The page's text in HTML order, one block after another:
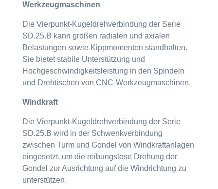
Werkzeugmaschinen
Die Vierpunkt-Kugeldrehverbindung der Serie
SD.25.B kann großen radialen und axialen
Belastungen sowie Kippmomenten standhalten.
Sie bietet stabile Unterstützung und
Hochgeschwindigkeitsleistung in den Spindeln
und Drehtischen von CNC-Werkzeugmaschinen.
Windkraft
Die Vierpunkt-Kugeldrehverbindung der Serie
SD.25.B wird in der Schwenkverbindung
zwischen Turm und Gondel von Windkraftanlagen
eingesetzt, um die reibungslose Drehung der
Gondel zur Ausrichtung auf die Windrichtung zu
unterstützen.